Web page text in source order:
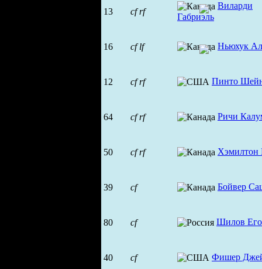
13 cf rf
Виларди
Габриэль
16 cf lf Ньюхук
12 cf rf Пинто
64 cf rf Ричи
50 cf rf Хэмилтон
39 cf Бойвер
80 cf Шилов
40 cf Фишер